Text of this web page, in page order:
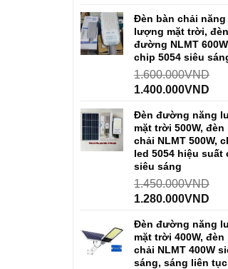
Đèn bàn chải năng
lượng mặt trời, đèn
đường NLMT 600W
chip 5054 siêu
1.600.000VND
1.400.000VND
Đèn đường năng
mặt trời 500W, đèn
chải NLMT 500W,
led 5054 hiệu suất
siêu sáng
1.450.000VND
1.280.000VND
Đèn đường năng
mặt trời 400W, đèn
chải NLMT 400W
sáng, sáng liên